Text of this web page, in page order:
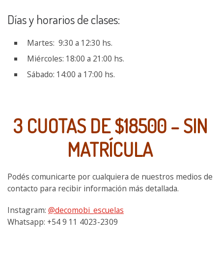
Días y horarios de clases:
Martes: 9:30 a 12:30 hs.
Miércoles: 18:00 a 21:00 hs.
Sábado: 14:00 a 17:00 hs.
3 CUOTAS DE $18500 – SIN
MATRÍCULA
Podés comunicarte por cualquiera de nuestros medios de
contacto para recibir información más detallada.
Instagram: @decomobi_escuelas
Whatsapp: +54 9 11 4023-2309